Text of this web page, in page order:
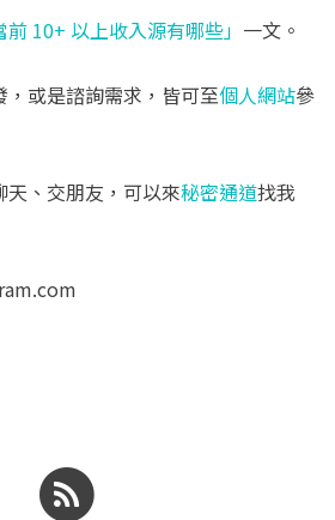
前 10+ 以上收入源有哪些」 一文。
或是諮詢需求，皆可至個人網站參
、交朋友，可以來秘密通道找我